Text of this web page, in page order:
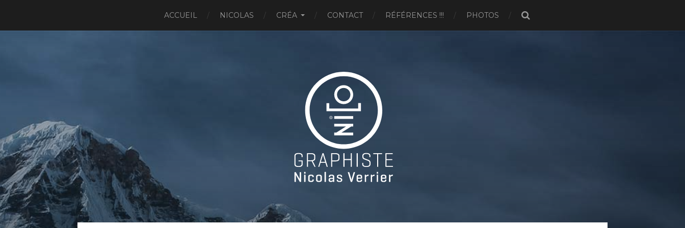
ACCUEIL NICOLAS CRÉA CONTACT RÉFÉRENCES !!! PHOTOS